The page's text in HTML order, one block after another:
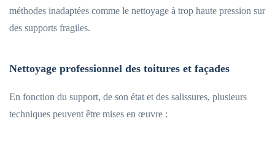
méthodes inadaptées comme le nettoyage à trop haute pression sur
des supports fragiles.
Nettoyage professionnel des toitures et façades
En fonction du support, de son état et des salissures, plusieurs
techniques peuvent être mises en œuvre :